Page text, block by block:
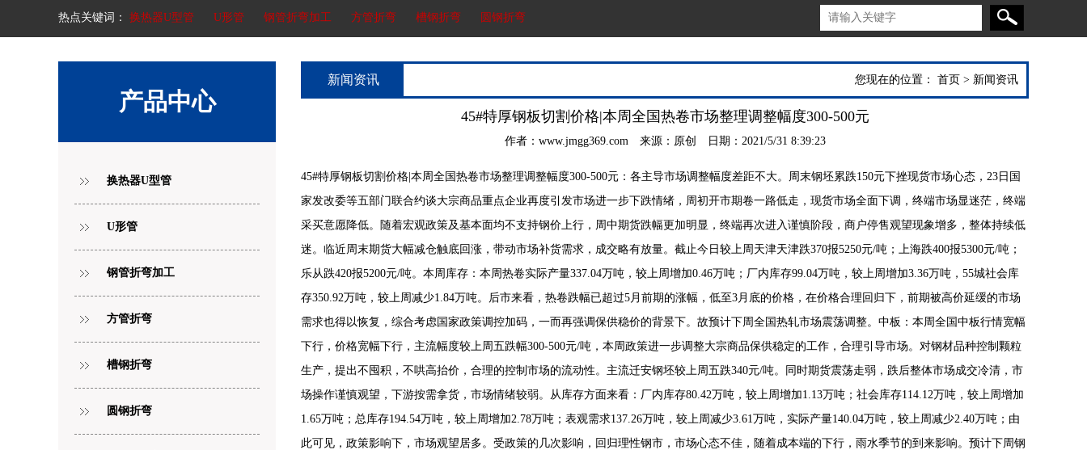
热点关键词： 换热器U型管 U形管 钢管折弯加工 方管折弯 槽钢折弯 圆钢折弯
产品中心
换热器U型管
U形管
钢管折弯加工
方管折弯
槽钢折弯
圆钢折弯
新闻资讯 您现在的位置： 首页 > 新闻资讯
45#特厚钢板切割价格|本周全国热卷市场整理调整幅度300-500元
作者：www.jmgg369.com 来源：原创 日期：2021/5/31 8:39:23
45#特厚钢板切割价格 |本周全国热卷市场整理调整幅度300-500元：各主导市场调整幅度差距不大。周末钢坯累跌150元下挫现货市场心态，23日国
家发改委等五部门联合约谈大宗商品重点企业再度引发市场进一步下跌情绪，周初开市期卷一路低走，现货市场全面下调，终端市场显迷茫，终端
采买意愿降低。随着宏观政策及基本面均不支持钢价上行，周中期货跌幅更加明显，终端再次进入谨慎阶段，商户停售观望现象增多，整体持续低
迷。临近周末期货大幅减仓触底回涨，带动市场补货需求，成交略有放量。截止今日较上周天津天津跌370报5250元/吨；上海跌400报5300元/吨；
乐从跌420报5200元/吨。本周库存：本周热卷实际产量337.04万吨，较上周增加0.46万吨；厂内库存99.04万吨，较上周增加3.36万吨，55城社会库
存350.92万吨，较上周减少1.84万吨。后市来看，热卷跌幅已超过5月前期的涨幅，低至3月底的价格，在价格合理回归下，前期被高价延缓的市场
需求也得以恢复，综合考虑国家政策调控加码，一而再强调保供稳价的背景下。故预计下周全国热轧市场震荡调整。中板：本周全国中板行情宽幅
下行，价格宽幅下行，主流幅度较上周五跌幅300-500元/吨，本周政策进一步调整大宗商品保供稳定的工作，合理引导市场。对钢材品种控制颗粒
生产，提出不囤积，不哄高抬价，合理的控制市场的流动性。主流迁安钢坯较上周五跌340元/吨。同时期货震荡走弱，跌后整体市场成交冷清，市
场操作谨慎观望，下游按需拿货，市场情绪较弱。从库存方面来看：厂内库存80.42万吨，较上周增加1.13万吨；社会库存114.12万吨，较上周增加
1.65万吨；总库存194.54万吨，较上周增加2.78万吨；表观需求137.26万吨，较上周减少3.61万吨，实际产量140.04万吨，较上周减少2.40万吨；由
此可见，政策影响下，市场观望居多。受政策的几次影响，回归理性钢市，市场心态不佳，随着成本端的下行，雨水季节的到来影响。预计下周钢